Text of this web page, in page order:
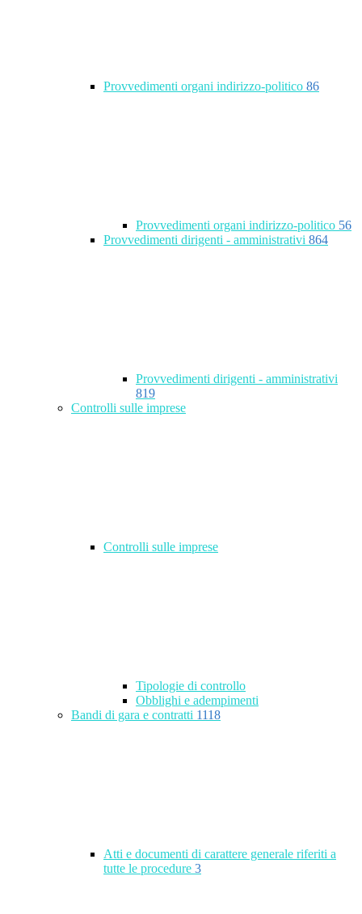
Provvedimenti organi indirizzo-politico 86
Provvedimenti organi indirizzo-politico 56
Provvedimenti dirigenti - amministrativi 864
Provvedimenti dirigenti - amministrativi
819
Controlli sulle imprese
Controlli sulle imprese
Tipologie di controllo
Obblighi e adempimenti
Bandi di gara e contratti 1118
Atti e documenti di carattere generale riferiti a
tutte le procedure 3